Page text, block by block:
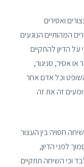
ואסירים
המהותיים הנוגעים
על הדיון להתקיים
אסיר, סניגור,
וכל אדם אחר
זה את זה
חסויה בין העצור
לפני הדיון,
וכי השיחה תתקיים